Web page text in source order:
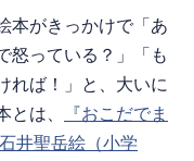
本がきっかけで「あ
怒っている？」「も
れば！」と、大いに
とは、
『おこだでま
井聖岳絵（小学